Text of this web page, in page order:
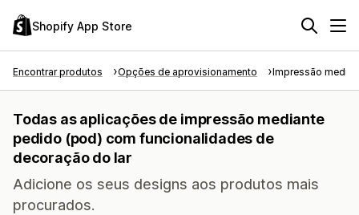
Shopify App Store
Encontrar produtos Opções de aprovisionamento Impressão
Todas as aplicações de impressão mediante
pedido (pod) com funcionalidades de
decoração do lar
Adicione os seus designs aos produtos mais
procurados.